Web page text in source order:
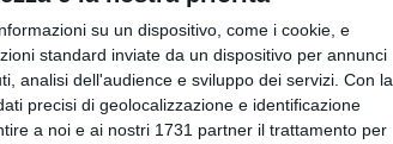
su un dispositivo, come i cookie, e
standard inviate da un dispositivo per annunci
analisi dell'audience e sviluppo dei servizi. Con la
precisi di geolocalizzazione e identificazione
a noi e ai nostri 1731 partner il trattamento per
tratto compreso tra
nel tratto compreso
Moro